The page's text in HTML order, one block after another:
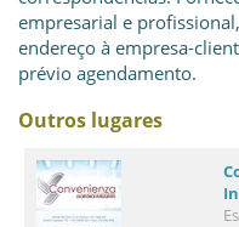
empresarial e
endereço à empresa-
prévio agendamento.
Outros lugares